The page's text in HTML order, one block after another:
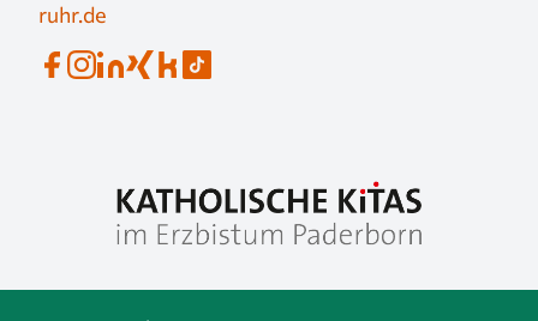
ruhr.de